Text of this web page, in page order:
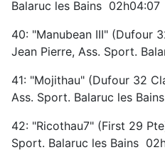
Balaruc les Bains 02h04:07
40: "Manubean III" (Dufour
Jean Pierre, Ass. Sport.
41: "Mojithau" (Dufour 32
Ass. Sport. Balaruc les
42: "Ricothau7" (First 29
Sport. Balaruc les Bains